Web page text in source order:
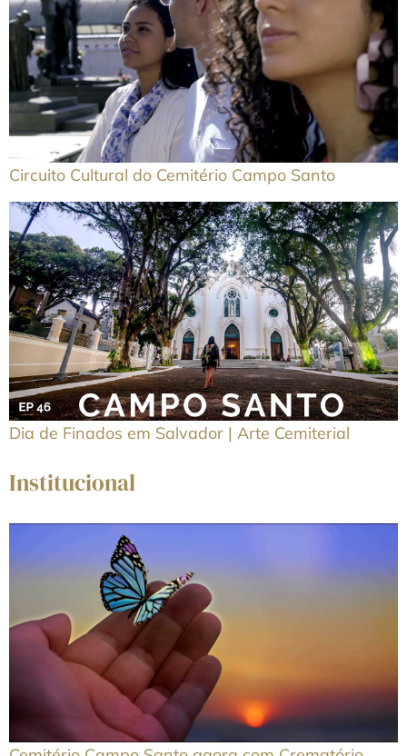
Circuito Cultural do Cemitério Campo Santo
Dia de Finados em Salvador | Arte Cemiterial
Institucional